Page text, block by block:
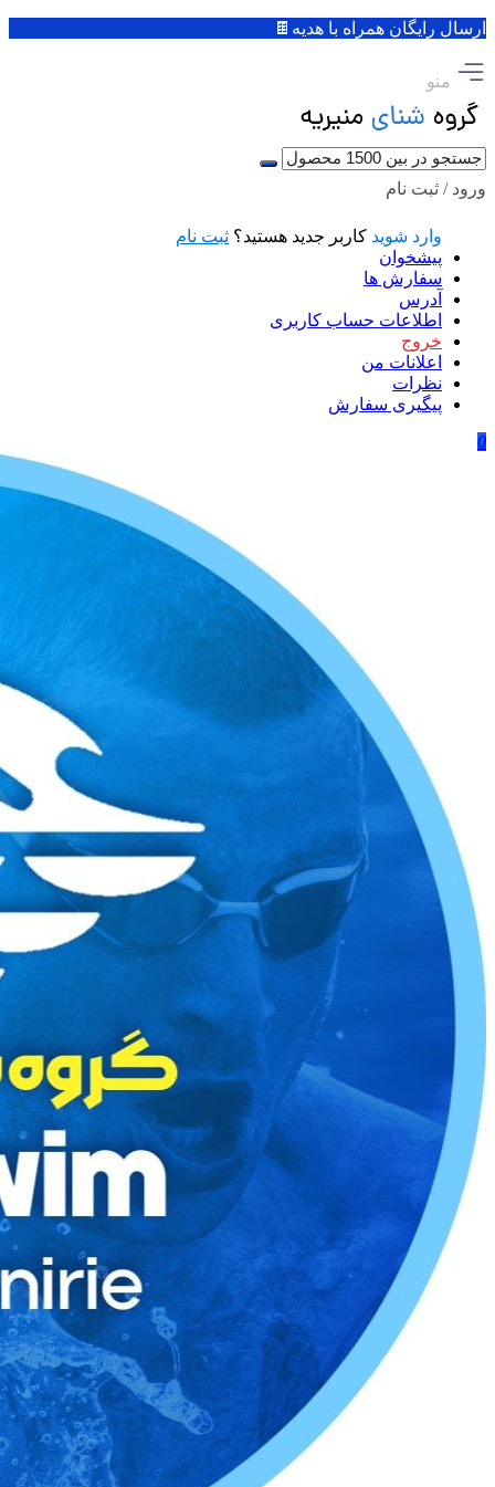
ارسال رایگان همراه با هدیه🍫
منو
ورود / ثبت نام
وارد شوید کاربر جدید هستید؟ ثبت نام
پیشخوان
سفارش ها
آدرس
اطلاعات حساب كاربری
خروج
اعلانات من
نظرات
پیگیری سفارش
0